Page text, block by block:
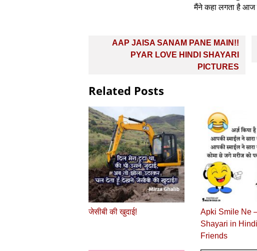
मैंने कहा लगता है आज
Post
navigation
AAP JAISA SANAM PANE MAIN!!
PYAR LOVE HINDI SHAYARI
PICTURES
Related Posts
जेसीबी की खुदाई!
Apki Smile Ne
Shayari in
Friends